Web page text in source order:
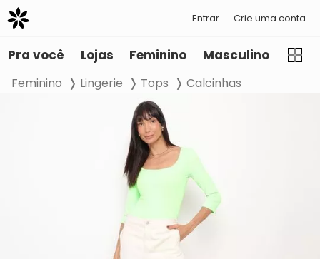
Entrar Crie uma conta
Pra você Lojas Feminino Masculino
Feminino Lingerie Tops Calcinhas